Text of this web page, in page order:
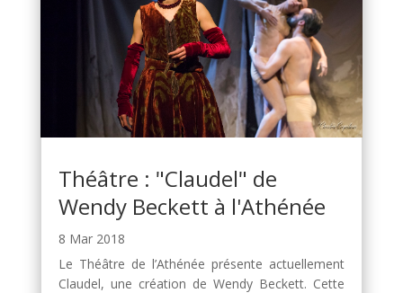
Théâtre : "Claudel" de
Wendy Beckett à l'Athénée
8 Mar 2018
Le Théâtre de l’Athénée présente actuellement
Claudel, une création de Wendy Beckett. Cette